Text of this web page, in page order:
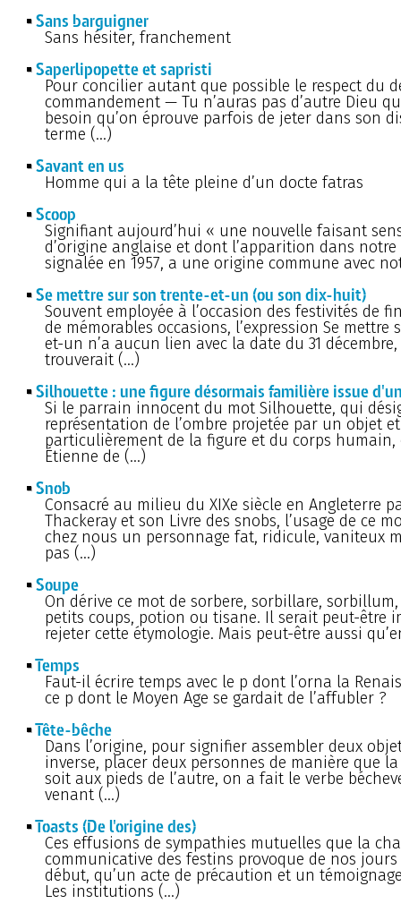
Sans barguigner
Sans hésiter, franchement
Saperlipopette et sapristi
Pour concilier autant que possible le respect du
commandement — Tu n’auras pas d’autre Dieu
besoin qu’on éprouve parfois de jeter dans son
terme (…)
Savant en us
Homme qui a la tête pleine d’un docte fatras
Scoop
Signifiant aujourd’hui « une nouvelle faisant
d’origine anglaise et dont l’apparition dans
signalée en 1957, a une origine commune avec
Se mettre sur son trente-et-un (ou son dix-huit)
Souvent employée à l’occasion des festivités de
de mémorables occasions, l’expression Se mettre
et-un n’a aucun lien avec la date du 31
trouverait (…)
Silhouette : une figure désormais familière issue
Si le parrain innocent du mot Silhouette, qui
représentation de l’ombre projetée par un objet
particulièrement de la figure et du corps
Étienne de (…)
Snob
Consacré au milieu du XIXe siècle en Angleterre
Thackeray et son Livre des snobs, l’usage de ce
chez nous un personnage fat, ridicule, vaniteux
pas (…)
Soupe
On dérive ce mot de sorbere, sorbillare,
petits coups, potion ou tisane. Il serait peut-être
rejeter cette étymologie. Mais peut-être aussi
Temps
Faut-il écrire temps avec le p dont l’orna la
ce p dont le Moyen Age se gardait de l’affubler ?
Tête-bêche
Dans l’origine, pour signifier assembler deux
inverse, placer deux personnes de manière que
soit aux pieds de l’autre, on a fait le verbe
venant (…)
Toasts (De l'origine des)
Ces effusions de sympathies mutuelles que la
communicative des festins provoque de nos
début, qu’un acte de précaution et un
Les institutions (…)